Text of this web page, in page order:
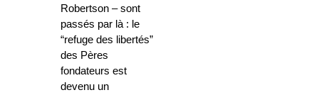
Robertson – sont
passés par là : le
“refuge des libertés”
des Pères
fondateurs est
devenu un